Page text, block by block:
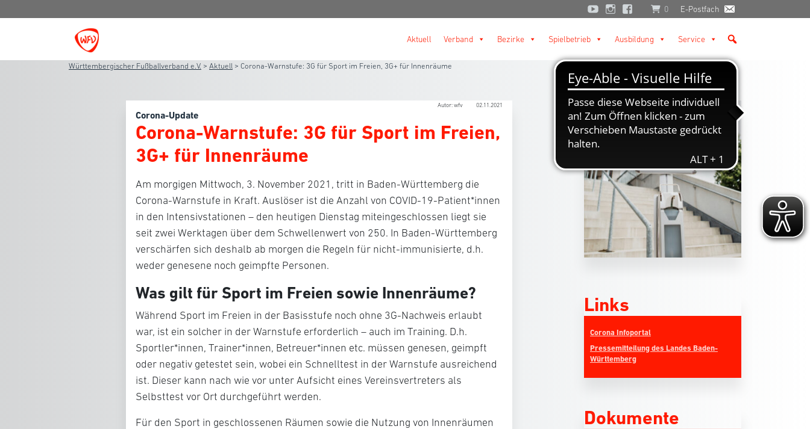
0 E-Postfach
Aktuell Verband Bezirke Spielbetrieb Ausbildung Service
Württembergischer Fußballverband e.V. > Aktuell > Corona-Warnstufe: 3G für Sport im Freien, 3G+ für Innenräume
Autor: wfv 02.11.2021
Corona-Update
Corona-Warnstufe: 3G für Sport im Freien,
3G+ für Innenräume
Am morgigen Mittwoch, 3. November 2021, tritt in Baden-Württemberg die
Corona-Warnstufe in Kraft. Auslöser ist die Anzahl von COVID-19-Patient*innen
in den Intensivstationen – den heutigen Dienstag miteingeschlossen liegt sie
seit zwei Werktagen über dem Schwellenwert von 250. In Baden-Württemberg
verschärfen sich deshalb ab morgen die Regeln für nicht-immunisierte, d.h.
weder genesene noch geimpfte Personen.
Was gilt für Sport im Freien sowie Innenräume?
Während Sport im Freien in der Basisstufe noch ohne 3G-Nachweis erlaubt
war, ist ein solcher in der Warnstufe erforderlich – auch im Training. D.h.
Sportler*innen, Trainer*innen, Betreuer*innen etc. müssen genesen, geimpft
oder negativ getestet sein, wobei ein Schnelltest in der Warnstufe ausreichend
ist. Dieser kann nach wie vor unter Aufsicht eines Vereinsvertreters als
Selbsttest vor Ort durchgeführt werden.
Für den Sport in geschlossenen Räumen sowie die Nutzung von Innenräumen
Links
Corona Infoportal
Pressemitteilung des Landes Baden-
Württemberg
Dokumente